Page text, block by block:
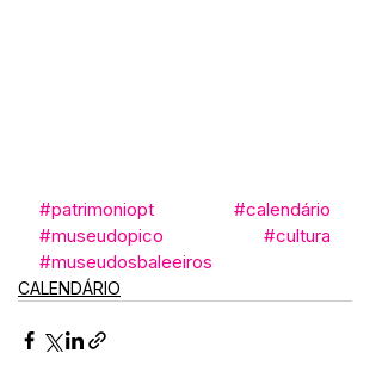
#patrimoniopt
#calendário
#museudopico
#cultura
#museudosbaleeiros
CALENDÁRIO